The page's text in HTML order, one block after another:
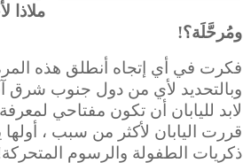
ملاذا
ومُرحَّلَة؟!
فكرت في أي إتجاه أنطلق هذه
وبالتحديد لأي من دول جنوب شرق
لابد لليابان أن تكون مفتاحي
قررت اليابان لأكثر من سبب ،
ذكريات الطفولة والرسوم المتحركة!